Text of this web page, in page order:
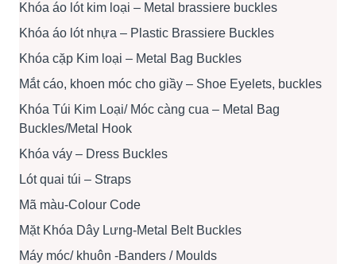
Khóa áo lót kim loại – Metal brassiere buckles
Khóa áo lót nhựa – Plastic Brassiere Buckles
Khóa cặp Kim loại – Metal Bag Buckles
Mắt cáo, khoen móc cho giầy – Shoe Eyelets, buckles
Khóa Túi Kim Loại/ Móc càng cua – Metal Bag
Buckles/Metal Hook
Khóa váy – Dress Buckles
Lót quai túi – Straps
Mã màu-Colour Code
Mặt Khóa Dây Lưng-Metal Belt Buckles
Máy móc/ khuôn -Banders / Moulds